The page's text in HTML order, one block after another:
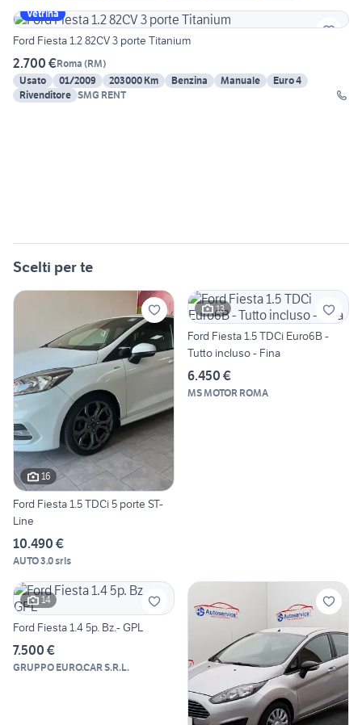
Vetrina
Ford Fiesta 1.2 82CV 3 porte Titanium
2.700 €Roma (RM)
Usato
01/2009 203000 Km Benzina Manuale
Euro 4
Rivenditore SMG RENT
Scelti per te
16
Ford Fiesta 1.5 TDCi 5 porte ST-
Line
10.490 €
AUTO 3.0 srls
13
Ford Fiesta 1.5 TDCi Euro6B -
Tutto incluso - Fina
6.450 €
MS MOTOR ROMA
14
Ford Fiesta 1.4 5p. Bz.- GPL
7.500 €
GRUPPO EURO.CAR S.R.L.